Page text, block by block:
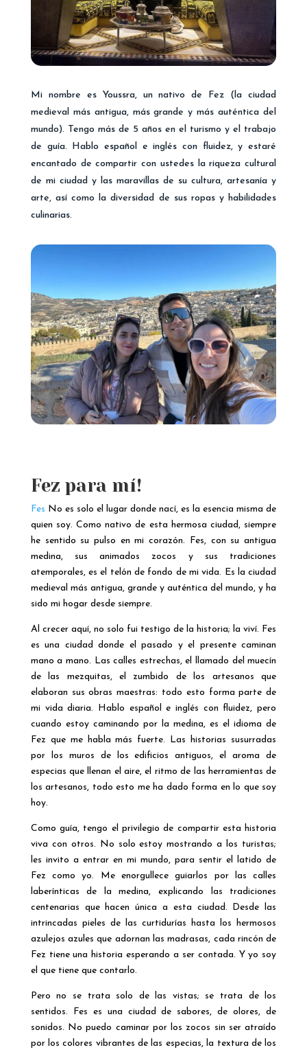
Mi nombre es Youssra, un nativo de Fez (la ciudad
medieval más antigua, más grande y más auténtica del
mundo). Tengo más de 5 años en el turismo y el trabajo
de guía. Hablo español e inglés con fluidez, y estaré
encantado de compartir con ustedes la riqueza cultural
de mi ciudad y las maravillas de su cultura, artesanía y
arte, así como la diversidad de sus ropas y habilidades
culinarias.
Fez para mí!
Fes No es solo el lugar donde nací, es la esencia misma de
quien soy. Como nativo de esta hermosa ciudad, siempre
he sentido su pulso en mi corazón. Fes, con su antigua
medina, sus animados zocos y sus tradiciones
atemporales, es el telón de fondo de mi vida. Es la ciudad
medieval más antigua, grande y auténtica del mundo, y ha
sido mi hogar desde siempre.
Al crecer aquí, no solo fui testigo de la historia; la viví. Fes
es una ciudad donde el pasado y el presente caminan
mano a mano. Las calles estrechas, el llamado del muecín
de las mezquitas, el zumbido de los artesanos que
elaboran sus obras maestras: todo esto forma parte de
mi vida diaria. Hablo español e inglés con fluidez, pero
cuando estoy caminando por la medina, es el idioma de
Fez que me habla más fuerte. Las historias susurradas
por los muros de los edificios antiguos, el aroma de
especias que llenan el aire, el ritmo de las herramientas de
los artesanos, todo esto me ha dado forma en lo que soy
hoy.
Como guía, tengo el privilegio de compartir esta historia
viva con otros. No solo estoy mostrando a los turistas;
les invito a entrar en mi mundo, para sentir el latido de
Fez como yo. Me enorgullece guiarlos por las calles
laberínticas de la medina, explicando las tradiciones
centenarias que hacen única a esta ciudad. Desde las
intrincadas pieles de las curtidurías hasta los hermosos
azulejos azules que adornan las madrasas, cada rincón de
Fez tiene una historia esperando a ser contada. Y yo soy
el que tiene que contarlo.
Pero no se trata solo de las vistas; se trata de los
sentidos. Fes es una ciudad de sabores, de olores, de
sonidos. No puedo caminar por los zocos sin ser atraído
por los colores vibrantes de las especias, la textura de los